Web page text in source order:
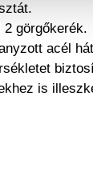
görgőkerék.
acél
is